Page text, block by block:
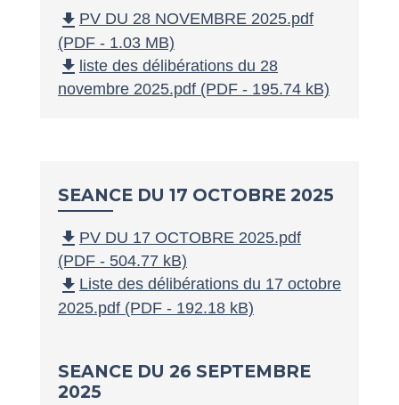
file_download PV DU 28 NOVEMBRE 2025.pdf
(PDF - 1.03 MB)
file_download liste des délibérations du 28
novembre 2025.pdf (PDF - 195.74 kB)
SEANCE DU 17 OCTOBRE 2025
file_download PV DU 17 OCTOBRE 2025.pdf
(PDF - 504.77 kB)
file_download Liste des délibérations du 17 octobre
2025.pdf (PDF - 192.18 kB)
SEANCE DU 26 SEPTEMBRE
2025